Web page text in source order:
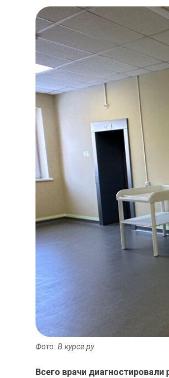
Фото: В курсе.ру
Всего врачи